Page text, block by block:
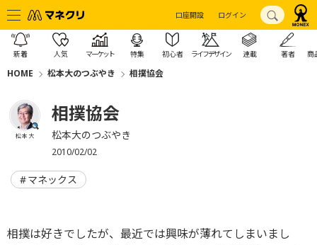
口座開設 ログイン
新着 人気 マーケット 特集 初心者 ライフデザイン 連載 著者 商
HOME 松本大のつぶやき 相撲協会
松本 大
相撲協会
松本大のつぶやき
2010/02/02
マネックス
相撲は好きでしたが、最近では興味が薄れてしまいまし